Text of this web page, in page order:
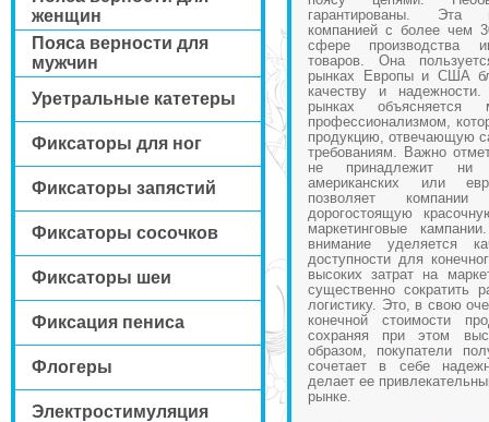
женщин
Пояса верности для
мужчин
Уретральные катетеры
Фиксаторы для ног
Фиксаторы запястий
Фиксаторы сосочков
Фиксаторы шеи
Фиксация пениса
Флогеры
Электростимуляция
гарантированы. Эта
компанией с более чем
сфере производства
товаров. Она
рынках Европы и США
качеству и
рынках объясняется
профессионализмом,
продукцию, отвечающую
требованиям. Важно
не принадлежит ни
американских или
позволяет
дорогостоящую
маркетинговые
внимание уделяется
доступности для
высоких затрат на
существенно сократить
логистику. Это, в свою
конечной стоимости
сохраняя при этом
образом, покупатели
сочетает в себе
делает ее
рынке.